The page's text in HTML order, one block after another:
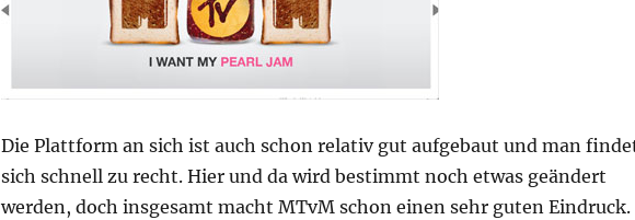
Die Plattform an sich ist auch schon relativ gut aufgebaut und man
sich schnell zu recht. Hier und da wird bestimmt noch etwas geändert
werden, doch insgesamt macht MTvM schon einen sehr guten Eindruck.